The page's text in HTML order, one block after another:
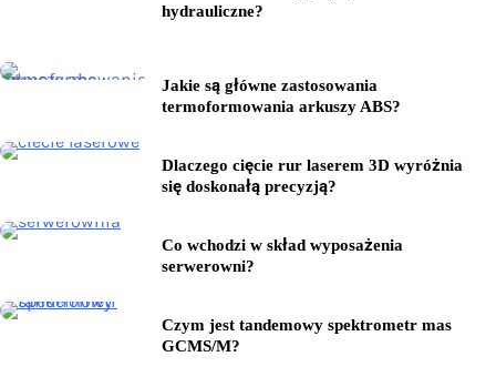
hydrauliczne?
Jakie są główne zastosowania
termoformowania arkuszy ABS?
Dlaczego cięcie rur laserem 3D wyróżnia
się doskonałą precyzją?
Co wchodzi w skład wyposażenia
serwerowni?
Czym jest tandemowy spektrometr mas
GCMS/M?